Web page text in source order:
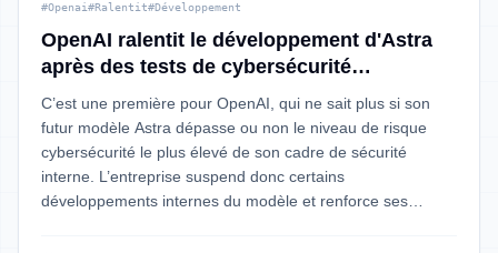
#Openai#Ralentit#Développement
OpenAI ralentit le développement d'Astra
après des tests de cybersécurité
inquiétants
C’est une première pour OpenAI, qui ne sait plus si son
futur modèle Astra dépasse ou non le niveau de risque
cybersécurité le plus élevé de son cadre de sécurité
interne. L’entreprise suspend donc certains
développements internes du modèle et renforce ses